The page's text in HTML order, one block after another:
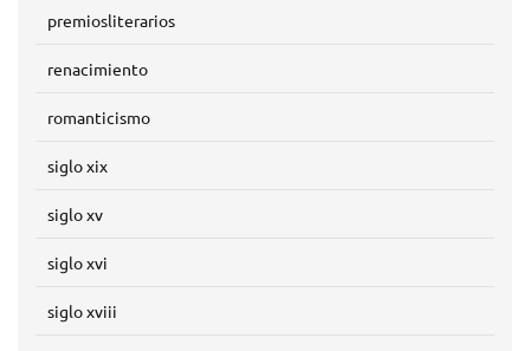
premiosliterarios
renacimiento
romanticismo
siglo xix
siglo xv
siglo xvi
siglo xviii